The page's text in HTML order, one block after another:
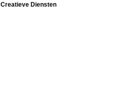
Diensten